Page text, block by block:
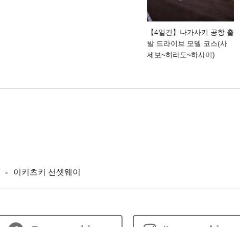
【4일간】나가사키 공항 출
발 드라이브 모델 코스(사
세보~히라도~하사미)
이키츠키 선셋웨이